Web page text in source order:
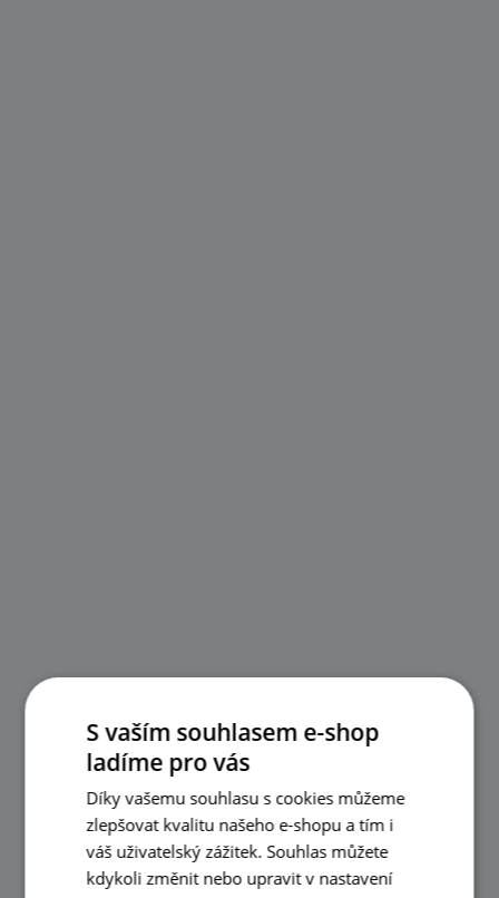
S vaším souhlasem e-shop
ladíme pro vás
Díky vašemu souhlasu s cookies můžeme
zlepšovat kvalitu našeho e-shopu a tím i
váš uživatelský zážitek. Souhlas můžete
kdykoli změnit nebo upravit v nastavení